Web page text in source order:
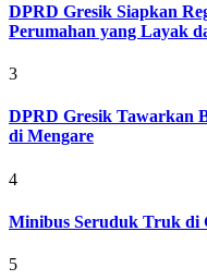
DPRD Gresik Siapkan
Perumahan yang Layak
3
DPRD Gresik Tawarkan
di Mengare
4
Minibus Seruduk Truk di
5